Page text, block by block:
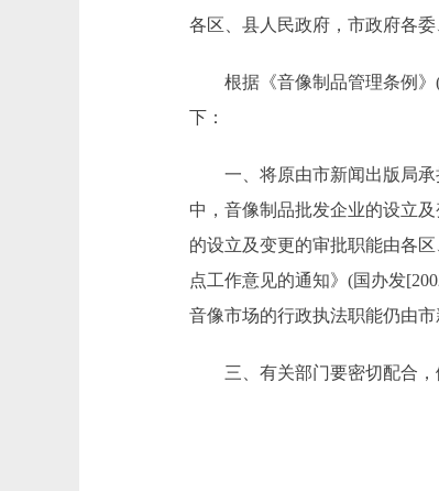
各区、县人民政府，市政府各委
根据《音像制品管理条例》(
下：
一、将原由市新闻出版局承
中，音像制品批发企业的设立
的设立及变更的审批职能由各
点工作意见的通知》(国办发
音像市场的行政执法职能仍由市
三、有关部门要密切配合，